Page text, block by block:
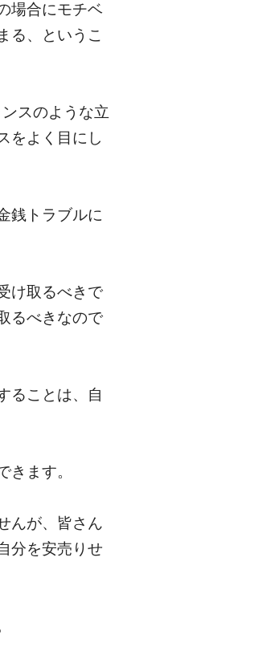
場合にモチベ
る、というこ
スのような立
をよく目にし
銭トラブルに
け取るべきで
るべきなので
ることは、自
きます。
んが、皆さん
分を安売りせ